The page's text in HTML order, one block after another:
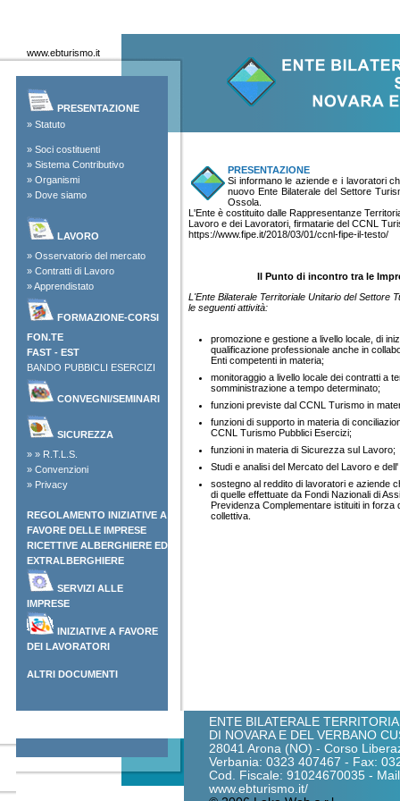
www.ebturismo.it
PRESENTAZIONE
» Statuto
» Soci costituenti
» Sistema Contributivo
» Organismi
» Dove siamo
LAVORO
» Osservatorio del mercato
» Contratti di Lavoro
»Apprendistato
FORMAZIONE-CORSI
FON.TE
FAST - EST
BANDO PUBBICLI ESERCIZI
CONVEGNI/SEMINARI
SICUREZZA
» » R.T.L.S.
» Convenzioni
» Privacy
REGOLAMENTO INIZIATIVE A
FAVORE DELLE IMPRESE
RICETTIVE ALBERGHIERE ED
EXTRALBERGHIERE
SERVIZI ALLE
IMPRESE
INIZIATIVE A FAVORE
DEI LAVORATORI
ALTRI DOCUMENTI
PRESENTAZIONE
Si informano le aziende e i lavoratori
nuovo Ente Bilaterale del Settore
Ossola.
L'Ente è costituito dalle Rappresentanze
Lavoro e dei Lavoratori, firmatarie del CCNL
https://www.fipe.it/2018/03/01/ccnl-fipe-il-testo/
Il Punto di incontro tra le
L'Ente Bilaterale Territoriale Unitario del Settore
le seguenti attività:
promozione e gestione a livello locale, di
qualificazione professionale anche in
Enti competenti in materia;
monitoraggio a livello locale dei contratti a
somministrazione a tempo determinato;
funzioni previste dal CCNL Turismo in
funzioni di supporto in materia di
CCNL Turismo Pubblici Esercizi;
funzioni in materia di Sicurezza sul Lavoro;
Studi e analisi del Mercato del Lavoro e
sostegno al reddito di lavoratori e aziende
di quelle effettuate da Fondi Nazionali di
Previdenza Complementare istituiti in forza
collettiva.
ENTE BILATERALE
DI NOVARA E DEL VERBANO
28041 Arona (NO) - Corso
Verbania: 0323 407467 - Fax:
Cod. Fiscale: 91024670035 -
www.ebturismo.it/